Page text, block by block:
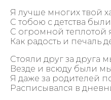
Я лучше многих твой
С тобою с детства
С огромной теплотой
Как радость и печаль
Стояли друг за друга
Везде и всюду были
Я даже за родителей
Расписывался в